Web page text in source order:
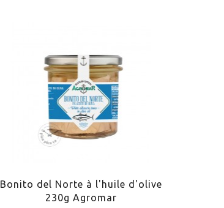
Bonito del Norte à l'huile d'olive
230g Agromar